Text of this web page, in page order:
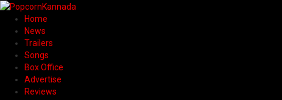
Home
News
Trailers
Songs
Box Office
Advertise
Reviews